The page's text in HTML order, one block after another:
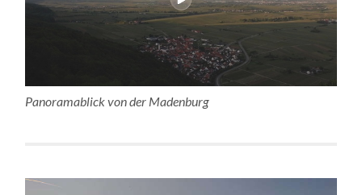
Panoramablick von der Madenburg